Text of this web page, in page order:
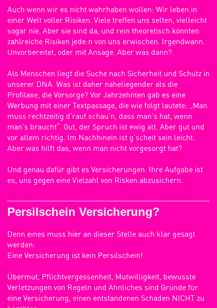
Auch wenn wir es nicht wahrhaben wollen: Wir leben in
einer Welt voller Risiken. Viele treffen uns selten, vielleicht
sogar nie. Aber sie sind da, und rein theoretisch könnten
zahlreiche Risiken jede:n von uns erwischen. Irgendwann.
Unvorbereitet, oder mit Ansage. Aber was dann?
Als Menschen liegt die Suche nach Sicherheit und Schutz in
unserer DNA. Was ist daher naheliegender als die
Profilaxe, die Vorsorge? Vor Jahrzehnten gab es eine
Werbung mit einer Textpassage, die wie folgt lautete: „Man
muss rechtzeitig d’rauf schau’n, dass man’s hat, wenn
man’s braucht“. Gut, der Spruch ist ewig alt. Aber gut und
vor allem richtig. Im Nachhinein ist g’scheit sein leicht.
Aber was hilft das, wenn man nicht vorgesorgt hat?
Und genau dafür gibt es Versicherungen. Ihre Aufgabe ist
es, uns gegen eine Vielzahl von Risken abzusichern.
Persilschein Versicherung?
Denn eines muss hier an dieser Stelle auch klar gesagt
werden:
Eine Versicherung ist kein Persilschein!
Übermut, Pflichtvergessenheit, Mutwilligkeit, bewusste
Verletzungen von Regeln und Ähnliches sind Gründe für
eine Versicherung, einen entstandenen Schaden NICHT zu